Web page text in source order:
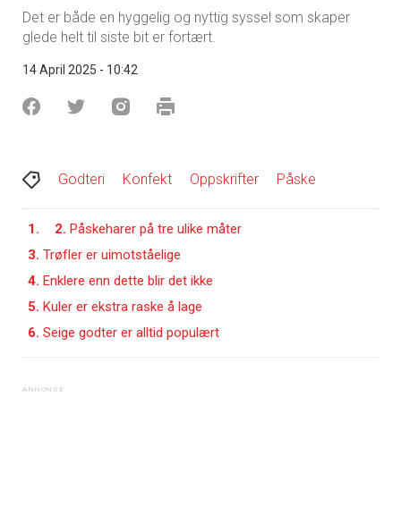
Det er både en hyggelig og nyttig syssel som skaper
glede helt til siste bit er fortært.
14 April 2025 - 10:42
Godteri Konfekt Oppskrifter Påske
1. 2. Påskeharer på tre ulike måter
3. Trøfler er uimotståelige
4. Enklere enn dette blir det ikke
5. Kuler er ekstra raske å lage
6. Seige godter er alltid populært